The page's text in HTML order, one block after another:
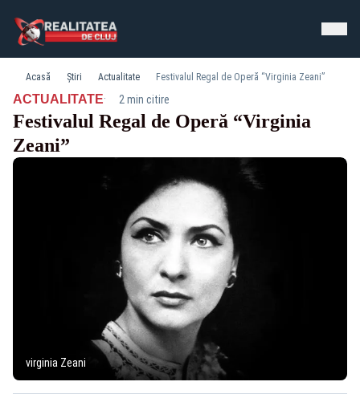
Acasă Știri Actualitate Festivalul Regal de Operă “Virginia Zeani”
ACTUALITATE· 2 min citire
Festivalul Regal de Operă “Virginia
Zeani”
virginia Zeani